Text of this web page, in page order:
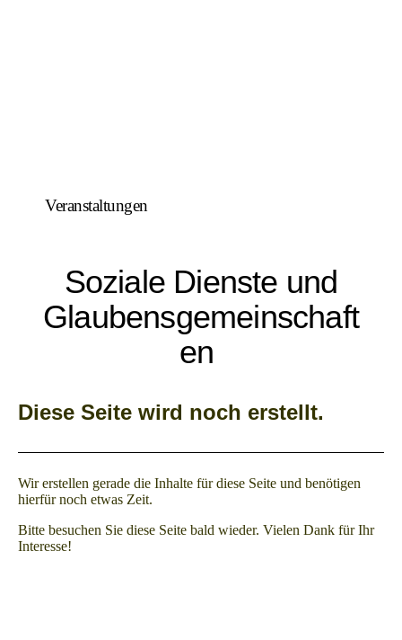
Veranstaltungen
Soziale Dienste und
Glaubensgemeinschaft
en
Diese Seite wird noch erstellt.
Wir erstellen gerade die Inhalte für diese Seite und benötigen
hierfür noch etwas Zeit.
Bitte besuchen Sie diese Seite bald wieder. Vielen Dank für Ihr
Interesse!